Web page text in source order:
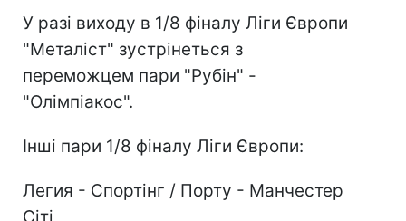
У разі виходу в 1/8 фіналу Ліги Європи
"Металіст" зустрінеться з
переможцем пари "Рубін" -
"Олімпіакос".
Інші пари 1/8 фіналу Ліги Європи:
Легия - Спортінг / Порту - Манчестер